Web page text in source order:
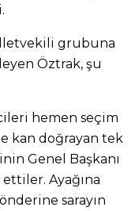
grubuna
Öztrak, şu
hemen seçim
kan doğrayan tek
Genel Başkanı
Ayağına
sarayın